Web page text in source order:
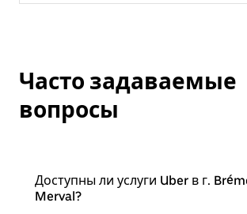
Часто задаваемые
вопросы
Доступны ли услуги Uber в г.
Merval?